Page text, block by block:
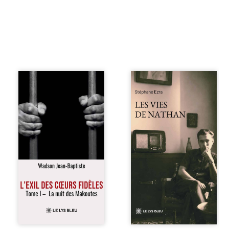
« Une nuit suffit
parfois pour briser
une famille… mais
certaines fidélités
traversent les
années. » Haïti,
sous la dictature
des Duvalier. La
peur s’étend
jusque dans les
villages les plus
reculés. À Bainet,
Jean-Joël Joli
mène une
avec sa famille.
Les vies de
Nathan est un
né en trois jours,
au printemps
2026. Pour la
première fois,
Stéphane Ezra,
médium, a pu
communiquer
avec son père,
disparu depuis
plus de vingt ans
et qu’il n’a jamais
connu. De ce
dialogue par-delà
la mort naissent